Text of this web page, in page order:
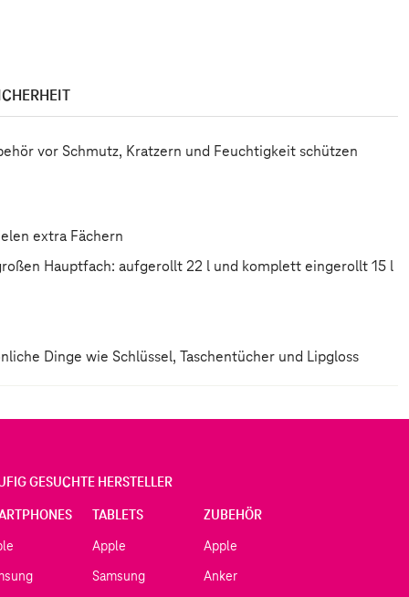
vor Schmutz, Kratzern und Feuchtigkeit schützen
extra Fächern
Hauptfach: aufgerollt 22 l und komplett eingerollt 15 l
Dinge wie Schlüssel, Taschentücher und Lipgloss
GESUCHTE HERSTELLER
TABLETS
Apple
Samsung
ZUBEHÖR
Apple
Anker